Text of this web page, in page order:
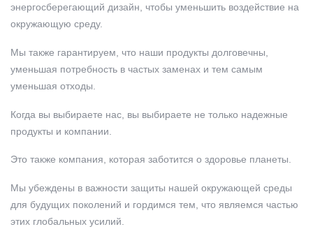
энергосберегающий дизайн, чтобы уменьшить воздействие на
окружающую среду.
Мы также гарантируем, что наши продукты долговечны,
уменьшая потребность в частых заменах и тем самым
уменьшая отходы.
Когда вы выбираете нас, вы выбираете не только надежные
продукты и компании.
Это также компания, которая заботится о здоровье планеты.
Мы убеждены в важности защиты нашей окружающей среды
для будущих поколений и гордимся тем, что являемся частью
этих глобальных усилий.